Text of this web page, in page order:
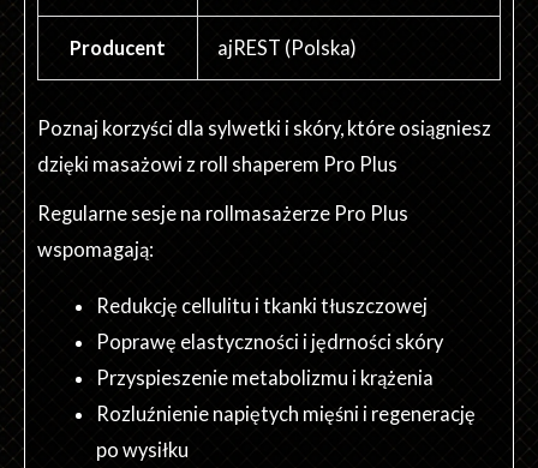
Producent ajREST (Polska)
Poznaj korzyści dla sylwetki i skóry, które osiągniesz
dzięki masażowi z roll shaperem Pro Plus
Regularne sesje na rollmasażerze Pro Plus
wspomagają:
Redukcję cellulitu i tkanki tłuszczowej
Poprawę elastyczności i jędrności skóry
Przyspieszenie metabolizmu i krążenia
Rozluźnienie napiętych mięśni i regenerację
po wysiłku